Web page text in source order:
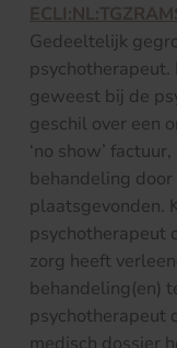
Gedeeltelijk
geweest bij de
geschil over een
‘no show’
behandeling
plaatsgevonden.
psychotherapeut
zorg heeft
behandeling(en)
psychotherapeut